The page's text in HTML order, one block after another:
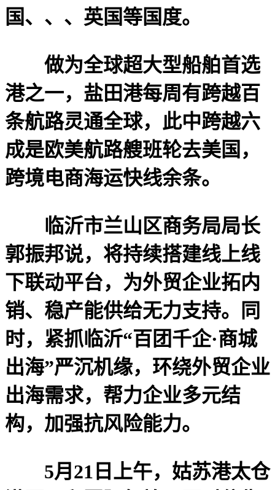
国、、、英国等国度。
做为全球超大型船舶首选
港之一，盐田港每周有跨越百
条航路灵通全球，此中跨越六
成是欧美航路艘班轮去美国，
跨境电商海运快线余条。
临沂市兰山区商务局局长
郭振邦说，将持续搭建线上线
下联动平台，为外贸企业拓内
销、稳产能供给无力支持。同
时，紧抓临沂“百团千企·商城
出海”严沉机缘，环绕外贸企业
出海需求，帮力企业多元结
构，加强抗风险能力。
5月21日上午，姑苏港太仓